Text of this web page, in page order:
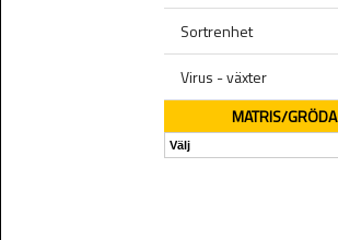
Sortrenhet
Virus - växter
MATRIS/GRÖDA